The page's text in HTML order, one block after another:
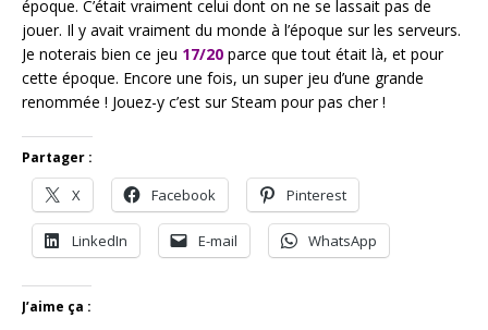
époque. C’était vraiment celui dont on ne se lassait pas de
jouer. Il y avait vraiment du monde à l’époque sur les serveurs.
Je noterais bien ce jeu 17/20 parce que tout était là, et pour
cette époque. Encore une fois, un super jeu d’une grande
renommée ! Jouez-y c’est sur Steam pour pas cher !
Partager :
X Facebook Pinterest
LinkedIn E-mail WhatsApp
J’aime ça :